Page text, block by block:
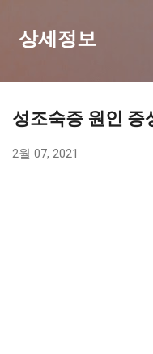
상세정보
성조숙증 원인
2월 07, 2021